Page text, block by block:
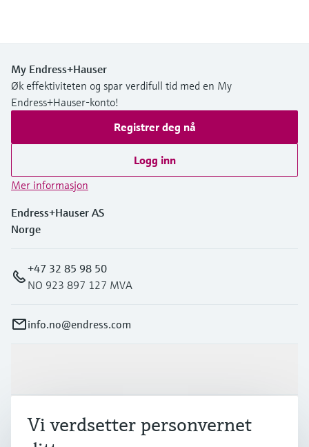
My Endress+Hauser
Øk effektiviteten og spar verdifull tid med en My
Endress+Hauser-konto!
Registrer deg nå
Logg inn
Mer informasjon
Endress+Hauser AS
Norge
+47 32 85 98 50
NO 923 897 127 MVA
info.no@endress.com
Industrier
Vi verdsetter personvernet